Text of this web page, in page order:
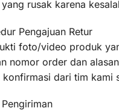
rusak karena
Pengajuan Retur
foto/video produk
nomor order dan
konfirmasi dari tim kami